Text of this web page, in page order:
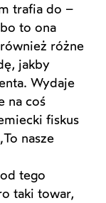
trafia do –
to ona
różne
jakby
Wydaje
na coś
fiskus
nasze
tego
taki towar,